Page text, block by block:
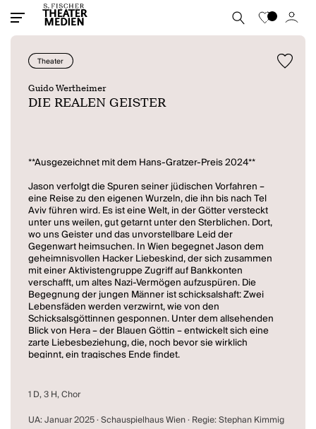
Theater
Guido Wertheimer
DIE REALEN GEISTER
**Ausgezeichnet mit dem Hans-Gratzer-Preis 2024**
Jason verfolgt die Spuren seiner jüdischen Vorfahren –
eine Reise zu den eigenen Wurzeln, die ihn bis nach Tel
Aviv führen wird. Es ist eine Welt, in der Götter versteckt
unter uns weilen, gut getarnt unter den Sterblichen. Dort,
wo uns Geister und das unvorstellbare Leid der
Gegenwart heimsuchen. In Wien begegnet Jason dem
geheimnisvollen Hacker Liebeskind, der sich zusammen
mit einer Aktivistengruppe Zugriff auf Bankkonten
verschafft, um altes Nazi-Vermögen aufzuspüren. Die
Begegnung der jungen Männer ist schicksalshaft: Zwei
Lebensfäden werden verzwirnt, wie von den
Schicksalsgöttinnen gesponnen. Unter dem allsehenden
Blick von Hera – der Blauen Göttin – entwickelt sich eine
zarte Liebesbeziehung, die, noch bevor sie wirklich
beginnt, ein tragisches Ende findet.
Eine schmerzhafte Auseinandersetzung mit der Frage, die
bereits in antiken Mythen verhandelt wird: Muss Gewalt
unausweichlich sein?
1 D, 3 H, Chor
UA: Januar 2025 · Schauspielhaus Wien · Regie: Stephan Kimmig